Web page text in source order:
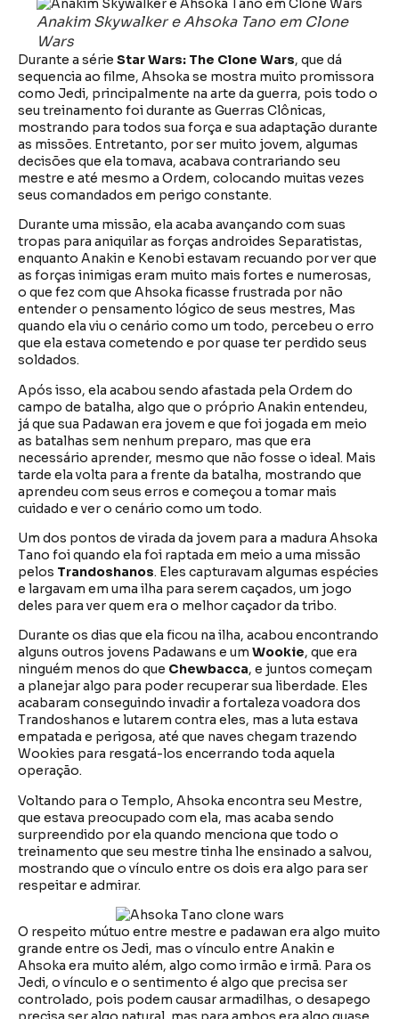
Anakim Skywalker e Ahsoka Tano em Clone
Wars
Durante a série Star Wars: The Clone Wars, que dá
sequencia ao filme, Ahsoka se mostra muito promissora
como Jedi, principalmente na arte da guerra, pois todo o
seu treinamento foi durante as Guerras Clônicas,
mostrando para todos sua força e sua adaptação durante
as missões. Entretanto, por ser muito jovem, algumas
decisões que ela tomava, acabava contrariando seu
mestre e até mesmo a Ordem, colocando muitas vezes
seus comandados em perigo constante.
Durante uma missão, ela acaba avançando com suas
tropas para aniquilar as forças androides Separatistas,
enquanto Anakin e Kenobi estavam recuando por ver que
as forças inimigas eram muito mais fortes e numerosas,
o que fez com que Ahsoka ficasse frustrada por não
entender o pensamento lógico de seus mestres, Mas
quando ela viu o cenário como um todo, percebeu o erro
que ela estava cometendo e por quase ter perdido seus
soldados.
Após isso, ela acabou sendo afastada pela Ordem do
campo de batalha, algo que o próprio Anakin entendeu,
já que sua Padawan era jovem e que foi jogada em meio
as batalhas sem nenhum preparo, mas que era
necessário aprender, mesmo que não fosse o ideal. Mais
tarde ela volta para a frente da batalha, mostrando que
aprendeu com seus erros e começou a tomar mais
cuidado e ver o cenário como um todo.
Um dos pontos de virada da jovem para a madura Ahsoka
Tano foi quando ela foi raptada em meio a uma missão
pelos Trandoshanos. Eles capturavam algumas espécies
e largavam em uma ilha para serem caçados, um jogo
deles para ver quem era o melhor caçador da tribo.
Durante os dias que ela ficou na ilha, acabou encontrando
alguns outros jovens Padawans e um Wookie, que era
ninguém menos do que Chewbacca, e juntos começam
a planejar algo para poder recuperar sua liberdade. Eles
acabaram conseguindo invadir a fortaleza voadora dos
Trandoshanos e lutarem contra eles, mas a luta estava
empatada e perigosa, até que naves chegam trazendo
Wookies para resgatá-los encerrando toda aquela
operação.
Voltando para o Templo, Ahsoka encontra seu Mestre,
que estava preocupado com ela, mas acaba sendo
surpreendido por ela quando menciona que todo o
treinamento que seu mestre tinha lhe ensinado a salvou,
mostrando que o vínculo entre os dois era algo para ser
respeitar e admirar.
O respeito mútuo entre mestre e padawan era algo muito
grande entre os Jedi, mas o vínculo entre Anakin e
Ahsoka era muito além, algo como irmão e irmã. Para os
Jedi, o vínculo e o sentimento é algo que precisa ser
controlado, pois podem causar armadilhas, o desapego